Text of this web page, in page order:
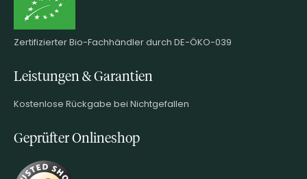
Zertifizierter Bio-Fachhändler durch DE-ÖKO-039
Leistungen & Garantien
Kostenlose Rückgabe bei Nichtgefallen
Geprüfter Onlineshop